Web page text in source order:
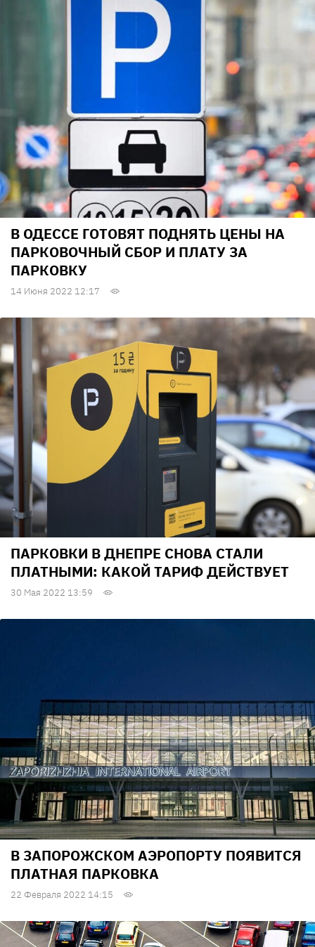
В ОДЕССЕ ГОТОВЯТ ПОДНЯТЬ ЦЕНЫ НА
ПАРКОВОЧНЫЙ СБОР И ПЛАТУ ЗА
ПАРКОВКУ
14 Июня 2022 12:17
ПАРКОВКИ В ДНЕПРЕ СНОВА СТАЛИ
ПЛАТНЫМИ: КАКОЙ ТАРИФ ДЕЙСТВУЕТ
30 Мая 2022 13:59
В ЗАПОРОЖСКОМ АЭРОПОРТУ ПОЯВИТСЯ
ПЛАТНАЯ ПАРКОВКА
22 Февраля 2022 14:15